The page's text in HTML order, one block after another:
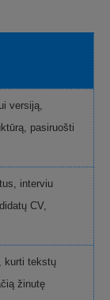
versiją,
pasiruošti
interviu
CV,
kurti tekstų
žinutę